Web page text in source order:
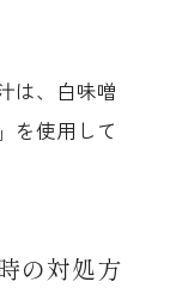
は、白味噌
を使用して
の対処方